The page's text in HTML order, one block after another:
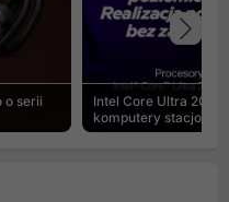
o serii
Intel Core Ultra 200S
komputery